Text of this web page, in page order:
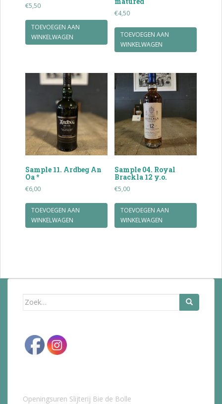
€5,50
TOEVOEGEN AAN
WINKELWAGEN
€4,50
TOEVOEGEN AAN
WINKELWAGEN
Sample 11. Ardbeg An
Oa *
€6,00
TOEVOEGEN AAN
WINKELWAGEN
Sample 04. Royal
Brackla 12 y.o.
€5,00
TOEVOEGEN AAN
WINKELWAGEN
Zoek
Openingsuren Slijterij Bie de Bolle